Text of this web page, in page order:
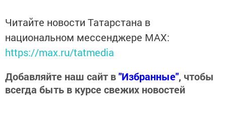
Читайте новости Татарстана в
национальном мессенджере MАХ:
https://max.ru/tatmedia
Добавляйте наш сайт в"Избранные", чтобы
всегда быть в курсе свежих новостей